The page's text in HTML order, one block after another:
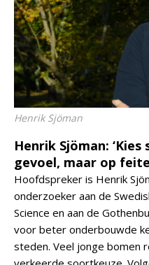
Henrik Sjöman
Henrik Sjöman:
gevoel, maar op
Hoofdspreker is Henrik
onderzoeker aan de
Science en aan de
voor beter onderbouwde
steden. Veel jonge bomen